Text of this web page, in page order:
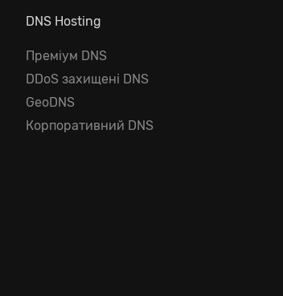
DNS Hosting
Преміум DNS
DDoS захищені DNS
GeoDNS
Корпоративний DNS